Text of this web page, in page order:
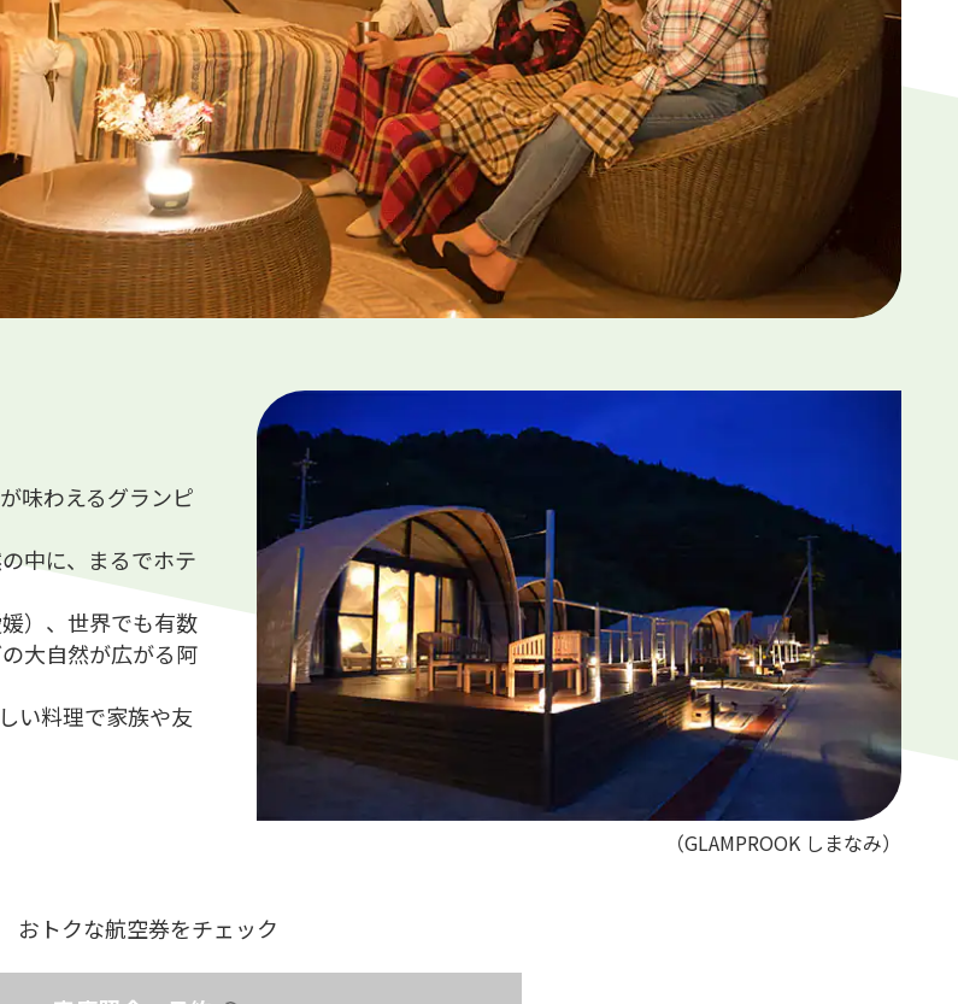
（GLAMPROOK しまなみ）
味わえるグランピ
中に、まるでホテ
）、世界でも有数
大自然が広がる阿
い料理で家族や友
おトクな航空券をチェック